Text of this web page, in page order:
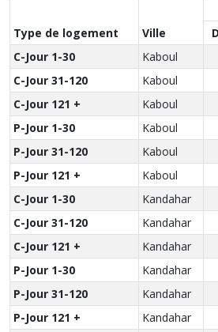
Type de logement Ville
C-Jour 1-30
Kaboul
C-Jour 31-120
Kaboul
C-Jour 121 +
Kaboul
P-Jour 1-30
Kaboul
P-Jour 31-120
Kaboul
P-Jour 121 +
Kaboul
C-Jour 1-30
Kandahar
C-Jour 31-120
Kandahar
C-Jour 121 +
Kandahar
P-Jour 1-30
Kandahar
P-Jour 31-120
Kandahar
P-Jour 121 +
Kandahar